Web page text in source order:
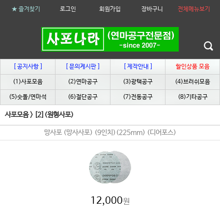
★ 즐겨찾기 로그인 회원가입 장바구니 전체메뉴보기
[ 공지사항 ] [ 문의게시판 ] [ 제작안내 ] 할인상품 모음
(1)사포모음 (2)연마공구 (3)광택공구 (4)브러쉬모음
(5)숫돌/연마석 (6)절단공구 (7)전동공구 (8)기타공구
사포모음> [2](원형사포)
망사포 (망사사포) (9인치)(225mm) (디어포스)
12,000원